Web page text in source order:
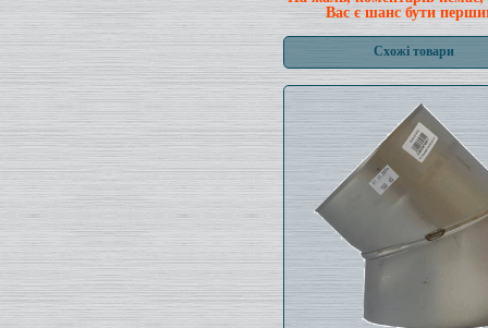
Вас є шанс бути
Схожі товари